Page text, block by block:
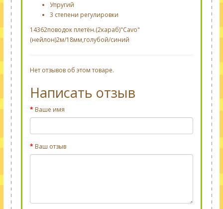
Упругий
3 степени регулировки
14362поводок плетён.(2караб)"Cavo"
(нейлон)2м/18мм,голубой/синий
Нет отзывов об этом товаре.
Написать отзыв
Ваше имя
Ваш отзыв